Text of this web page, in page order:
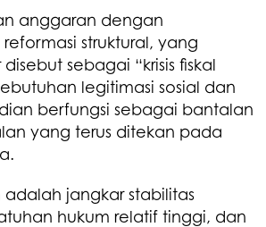
anggaran dengan
struktural, yang
sebagai “krisis fiskal
legitimasi sosial dan
berfungsi sebagai bantalan
yang terus ditekan pada
adalah jangkar stabilitas
hukum relatif tinggi, dan